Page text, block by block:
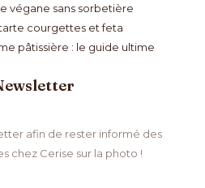
végane sans sorbetière
courgettes et feta
pâtissière : le guide ultime
afin de rester informé des
chez Cerise sur la photo !